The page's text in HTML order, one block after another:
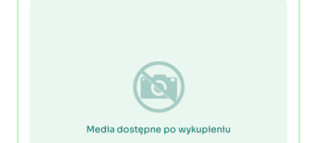
Media dostępne po wykupieniu